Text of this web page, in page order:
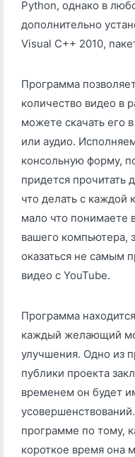
Python, однако в
дополнительно
Visual C++ 2010,
Программа
количество видео в
можете скачать его
или аудио.
консольную форму,
придется прочитать
что делать с каждой
мало что понимаете
вашего компьютера,
оказаться не самым
видео с YouTube.
Программа
каждый желающий
улучшения. Одно из
публики проекта
временем он будет
программе по тому,
короткое время она